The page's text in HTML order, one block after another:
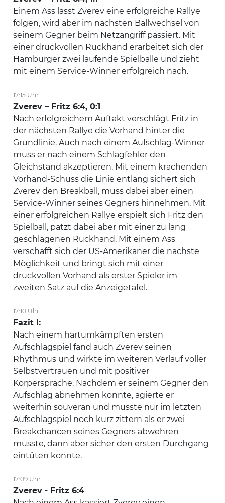
Einem Ass lässt Zverev eine erfolgreiche Rallye
folgen, wird aber im nächsten Ballwechsel von
seinem Gegner beim Netzangriff passiert. Mit
einer druckvollen Rückhand erarbeitet sich der
Hamburger zwei laufende Spielbälle und zieht
mit einem Service-Winner erfolgreich nach.
17:15 Uhr
Zverev – Fritz 6:4, 0:1
Nach erfolgreichem Auftakt verschlägt Fritz in
der nächsten Rallye die Vorhand hinter die
Grundlinie. Auch nach einem Aufschlag-Winner
muss er nach einem Schlagfehler den
Gleichstand akzeptieren. Mit einem krachenden
Vorhand-Schuss die Linie entlang sichert sich
Zverev den Breakball, muss dabei aber einen
Service-Winner seines Gegners hinnehmen. Mit
einer erfolgreichen Rallye erspielt sich Fritz den
Spielball, patzt dabei aber mit einer zu lang
geschlagenen Rückhand. Mit einem Ass
verschafft sich der US-Amerikaner die nächste
Möglichkeit und bringt sich mit einer
druckvollen Vorhand als erster Spieler im
zweiten Satz auf die Anzeigetafel.
17:10 Uhr
Fazit I:
Nach einem hartumkämpften ersten
Aufschlagspiel fand auch Zverev seinen
Rhythmus und wirkte im weiteren Verlauf voller
Selbstvertrauen und mit positiver
Körpersprache. Nachdem er seinem Gegner den
Aufschlag abnehmen konnte, agierte er
weiterhin souverän und musste nur im letzten
Aufschlagspiel noch kurz zittern als er zwei
Breakchancen seines Gegners abwehren
musste, dann aber sicher den ersten Durchgang
eintüten konnte.
17:09 Uhr
Zverev - Fritz 6:4